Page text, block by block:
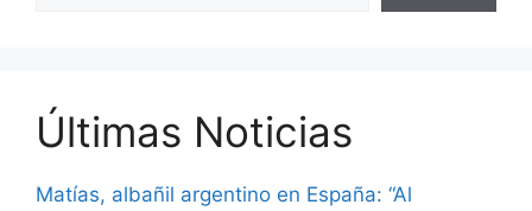
Últimas Noticias
Matías, albañil argentino en España: “Al